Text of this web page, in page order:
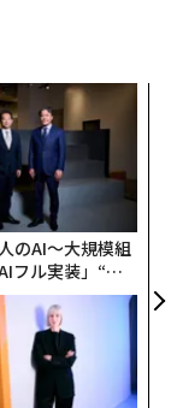
た。しかし、後
課題に直面し
のAI〜大規模組
フル実装」“使
“動く”企業へ【N
ジネス×PwC】